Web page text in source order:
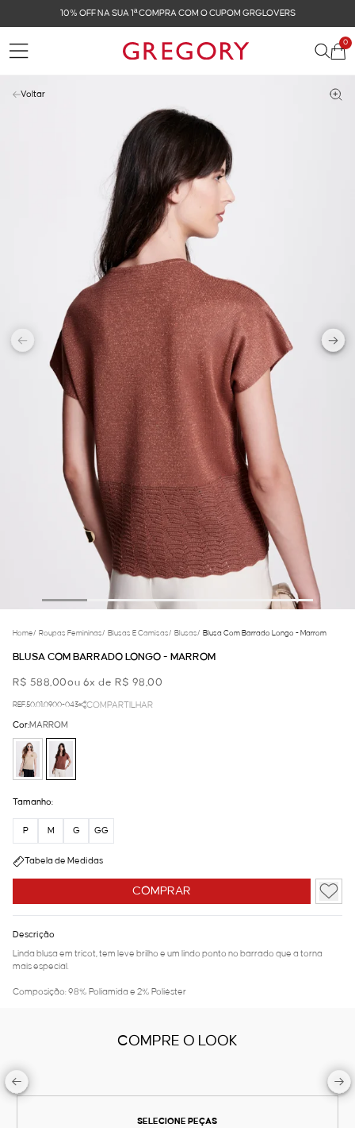
NA SUA 1ª COMPRA COM O CUPOM GRGLOVERS
0
Voltar
Home/ Roupas Femininas/ Blusas E Camisas/ Blusas/ Blusa Com Barrado Longo - Marrom
BLUSA COM BARRADO LONGO - MARROM
R$ 588,00ou 6x de R$ 98,00
REF.50.01.0900-043 COMPARTILHAR
COMPRAR
Cor:MARROM
Tamanho:
P M G GG
Tabela de Medidas
Descrição
Linda blusa em tricot, tem leve brilho e um lindo ponto no barrado que a torna
mais especial.
Composição: 98% Poliamida e 2% Poliéster
COMPRE O LOOK
SELECIONE PEÇAS